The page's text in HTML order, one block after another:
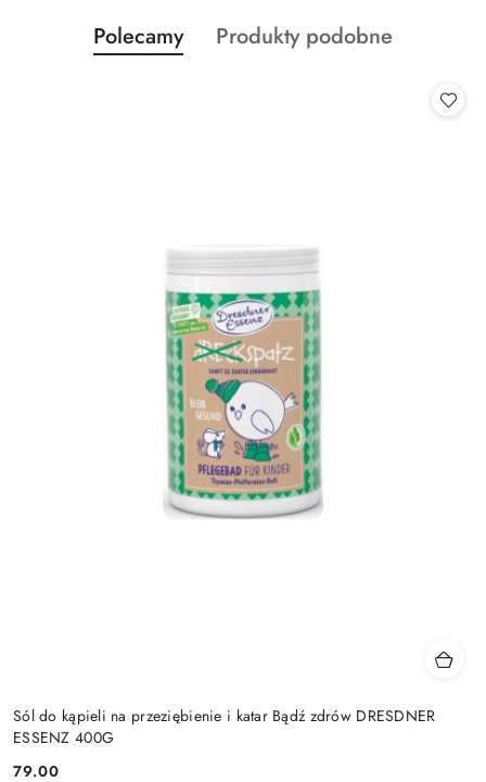
Pomiń karuzelę produktów
Produkty
o
Polecamy
Produkty
Produkty podobne
Sól do kąpieli na przeziębienie i katar Bądź zdrów DRESDNER
ESSENZ 400G
79.00